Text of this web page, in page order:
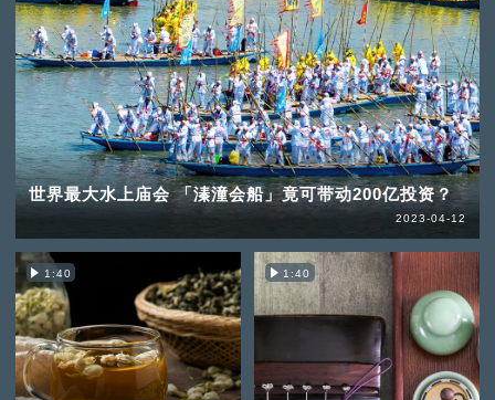
世界最大水上庙会 「溱潼会船」竟可带动200亿投资？
2023-04-12
1:40 1:40